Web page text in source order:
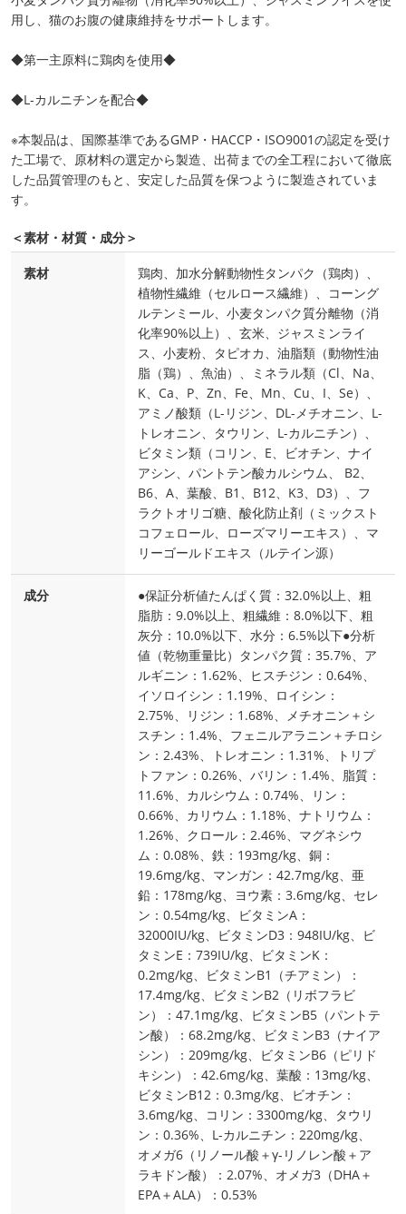
用し、猫のお腹の健康維持をサポートします。
◆第一主原料に鶏肉を使用◆
◆L-カルニチンを配合◆
※本製品は、国際基準であるGMP・HACCP・ISO9001の認定を受け
た工場で、原材料の選定から製造、出荷までの全工程において徹底
した品質管理のもと、安定した品質を保つように製造されていま
す。
＜素材・材質・成分＞
素材
鶏肉、加水分解動物性タンパク（鶏肉）、
植物性繊維（セルロース繊維）、コーング
ルテンミール、小麦タンパク質分離物（消
化率90%以上）、玄米、ジャスミンライ
ス、小麦粉、タピオカ、油脂類（動物性油
脂（鶏）、魚油）、ミネラル類（Cl、Na、
K、Ca、P、Zn、Fe、Mn、Cu、I、Se）、
アミノ酸類（L-リジン、DL-メチオニン、L-
トレオニン、タウリン、L-カルニチン）、
ビタミン類（コリン、E、ビオチン、ナイ
アシン、パントテン酸カルシウム、 B2、
B6、A、葉酸、B1、B12、K3、D3）、フ
ラクトオリゴ糖、酸化防止剤（ミックスト
コフェロール、ローズマリーエキス）、マ
リーゴールドエキス（ルテイン源）
成分
●保証分析値たんぱく質：32.0%以上、粗
脂肪：9.0%以上、粗繊維：8.0%以下、粗
灰分：10.0%以下、水分：6.5%以下●分析
値（乾物重量比）タンパク質：35.7%、ア
ルギニン：1.62%、ヒスチジン：0.64%、
イソロイシン：1.19%、ロイシン：
2.75%、リジン：1.68%、メチオニン＋シ
スチン：1.4%、フェニルアラニン＋チロシ
ン：2.43%、トレオニン：1.31%、トリプ
トファン：0.26%、バリン：1.4%、脂質：
11.6%、カルシウム：0.74%、リン：
0.66%、カリウム：1.18%、ナトリウム：
1.26%、クロール：2.46%、マグネシウ
ム：0.08%、鉄：193mg/kg、銅：
19.6mg/kg、マンガン：42.7mg/kg、亜
鉛：178mg/kg、ヨウ素：3.6mg/kg、セレ
ン：0.54mg/kg、ビタミンA：
32000IU/kg、ビタミンD3：948IU/kg、ビ
タミンE：739IU/kg、ビタミンK：
0.2mg/kg、ビタミンB1（チアミン）：
17.4mg/kg、ビタミンB2（リボフラビ
ン）：47.1mg/kg、ビタミンB5（パントテ
ン酸）：68.2mg/kg、ビタミンB3（ナイア
シン）：209mg/kg、ビタミンB6（ピリド
キシン）：42.6mg/kg、葉酸：13mg/kg、
ビタミンB12：0.3mg/kg、ビオチン：
3.6mg/kg、コリン：3300mg/kg、タウリ
ン：0.36%、L-カルニチン：220mg/kg、
オメガ6（リノール酸＋γ-リノレン酸＋ア
ラキドン酸）：2.07%、オメガ3（DHA＋
EPA＋ALA）：0.53%